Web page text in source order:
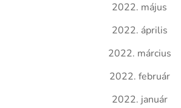
2022. május
2022. április
2022. március
2022. február
2022. január